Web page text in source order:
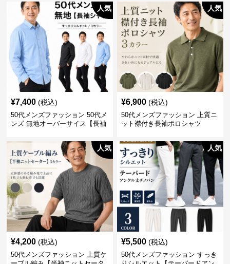
人気
¥7,400 (税込)
50代メンズファッション 50代メ
ンズ 無地オーバーサイス【長袖
人気
¥6,900 (税込)
50代メンズファッション 上質ニ
ット襟付き長袖ポロシャツ
人気
¥4,200 (税込)
50代メンズファッション 上質ケ
人気
¥5,500 (税込)
50代メンズファッション すっき